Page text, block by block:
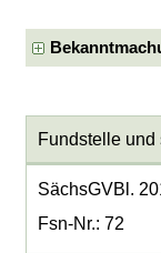
Fundstelle
SächsGVBl.
Fsn-Nr.: 72